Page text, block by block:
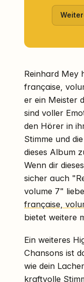
Reinhard Mey
française,
er ein Meister
sind voller
den Hörer in
Stimme und
dieses Album
Wenn dir
sicher auch
volume 7"
française,
bietet weitere
Ein weiteres
Chansons ist
wie dein
kraftvolle